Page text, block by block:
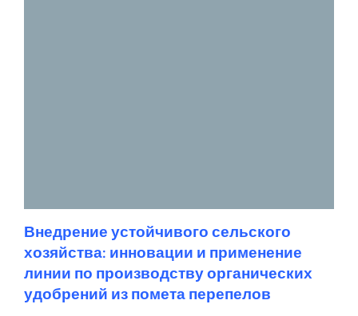
Внедрение устойчивого сельского
хозяйства: инновации и применение
линии по производству органических
удобрений из помета перепелов